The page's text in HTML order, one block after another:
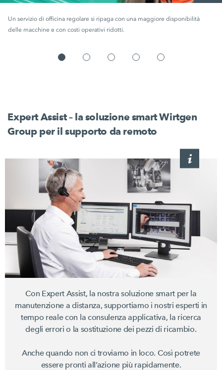
Un servizio di officina regolare si ripaga con una maggiore disponibilità
delle macchine e con costi operativi ridotti.
Expert Assist – la soluzione smart Wirtgen
Group per il supporto da remoto
Con Expert Assist, la nostra soluzione smart per la
manutenzione a distanza, supportiamo i nostri esperti in
tempo reale con la consulenza applicativa, la ricerca
degli errori o la sostituzione dei pezzi di ricambio.
Anche quando non ci troviamo in loco. Così potrete
essere pronti all’azione più rapidamente.